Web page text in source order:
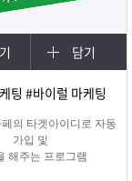
담기
팅 #바이럴 마케팅
의 타겟아이디로 자동
가입 및
해주는 프로그램